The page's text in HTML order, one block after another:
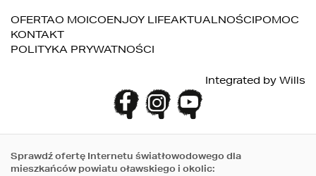
OFERTAO MOICOENJOY LIFEAKTUALNOŚCIPOMOC
KONTAKT
POLITYKA PRYWATNOŚCI
Integrated by Wills
Sprawdź ofertę Internetu światłowodowego dla
mieszkańców powiatu oławskiego i okolic: